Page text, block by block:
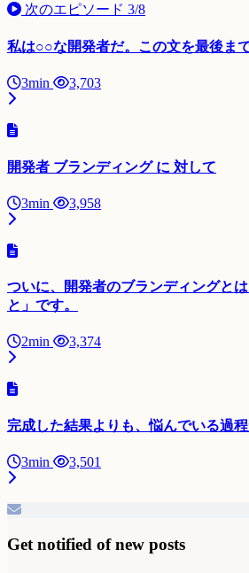
次のエピソード 3/8
私は○○な開発者だ。この文を最後ま
3min 3,703
開発者 ブランディング に 対して
3min 3,958
ついに、開発者のブランディングと
と」です。
2min 3,374
完成した結果よりも、悩んでいる過
3min 3,501
Get notified of new posts